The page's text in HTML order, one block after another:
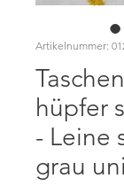
Artikelnummer:
hüpfer
- Leine
grau uni